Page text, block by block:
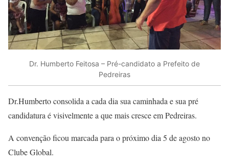
Dr. Humberto Feitosa – Pré-candidato a Prefeito de
Pedreiras
Dr.Humberto consolida a cada dia sua caminhada e sua pré
candidatura é visivelmente a que mais cresce em Pedreiras.
A convenção ficou marcada para o próximo dia 5 de agosto no
Clube Global.